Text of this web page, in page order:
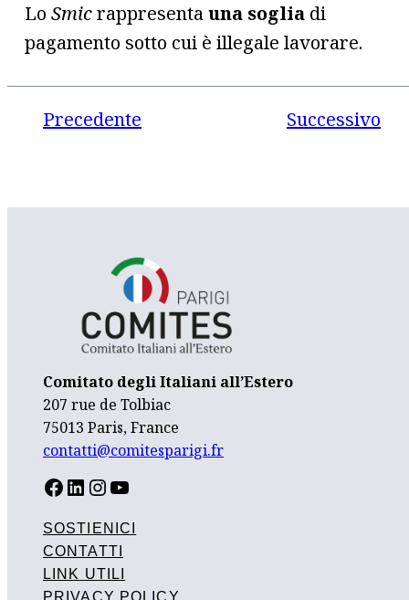
Lo Smicrappresentauna soglia di
pagamento sotto cui è illegale lavorare.
Precedente Successivo
Comitato degli Italiani all’Estero
207 rue de Tolbiac
75013 Paris, France
contatti@comitesparigi.fr
FACEBOOK LINKEDIN INSTAGRAM YOUTUBE
SOSTIENICI
CONTATTI
LINK UTILI